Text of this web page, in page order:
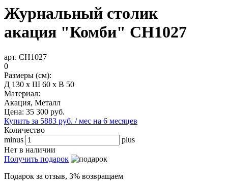
Журнальный столик
акация "Комби" СН1027
арт. СН1027
0
Размеры (см):
Д 130 x Ш 60 x В 50
Материал:
Акация, Металл
Цена: 35 300 руб.
Купить за 5883 руб. / мес на 6 месяцев
Количество
minus
plus
Нет в наличии
Получить подарок
Подарок за отзыв, 3% возвращаем